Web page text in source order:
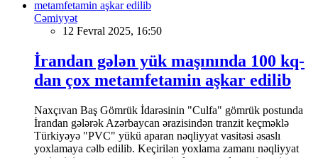
Cəmiyyət
12 Fevral 2025, 16:50
İrandan gələn yük maşınında 100 kq-
dan çox metamfetamin aşkar edilib
Naxçıvan Baş Gömrük İdarəsinin "Culfa" gömrük postunda
İrandan gələrək Azərbaycan ərazisindən tranzit keçməklə
Türkiyəyə "PVC" yükü aparan nəqliyyat vasitəsi əsaslı
yoxlamaya cəlb edilib. Keçirilən yoxlama zamanı nəqliyyat